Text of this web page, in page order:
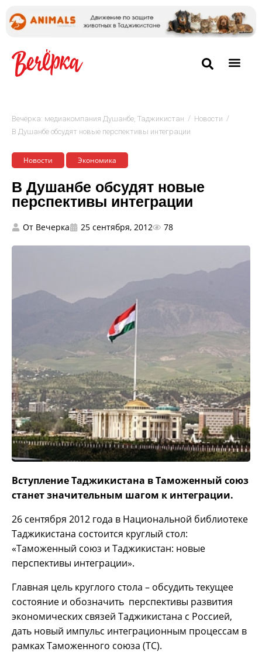
Вечёрка: медиакомпания Душанбе, Таджикистан / Новости /
В Душанбе обсудят новые перспективы интеграции
Новости Экономика
В Душанбе обсудят новые
перспективы интеграции
От Вечерка 25 сентября, 2012 78
Вступление Таджикистана в Таможенный союз
станет значительным шагом к интеграции.
26 сентября 2012 года в Национальной библиотеке
Таджикистана состоится круглый стол:
«Таможенный союз и Таджикистан: новые
перспективы интеграции».
Главная цель круглого стола – обсудить текущее
состояние и обозначить перспективы развития
экономических связей Таджикистана с Россией,
дать новый импульс интеграционным процессам в
рамках Таможенного союза (ТС).